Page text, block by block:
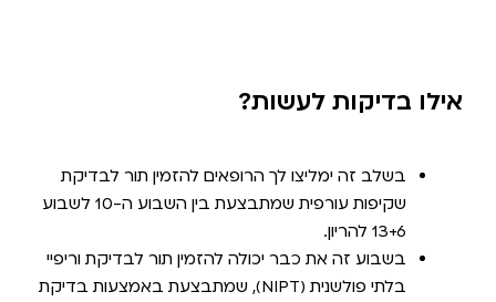
אילו בדיקות לעשות?
בשלב זה ימליצו לך הרופאים להזמין תור לבדיקת
שקיפות עורפית שמתבצעת בין השבוע ה-10 לשבוע
13+6 להריון.
בשבוע זה את כבר יכולה להזמין תור לבדיקת וריפיי
בלתי פולשנית (NIPT), שמתבצעת באמצעות בדיקת